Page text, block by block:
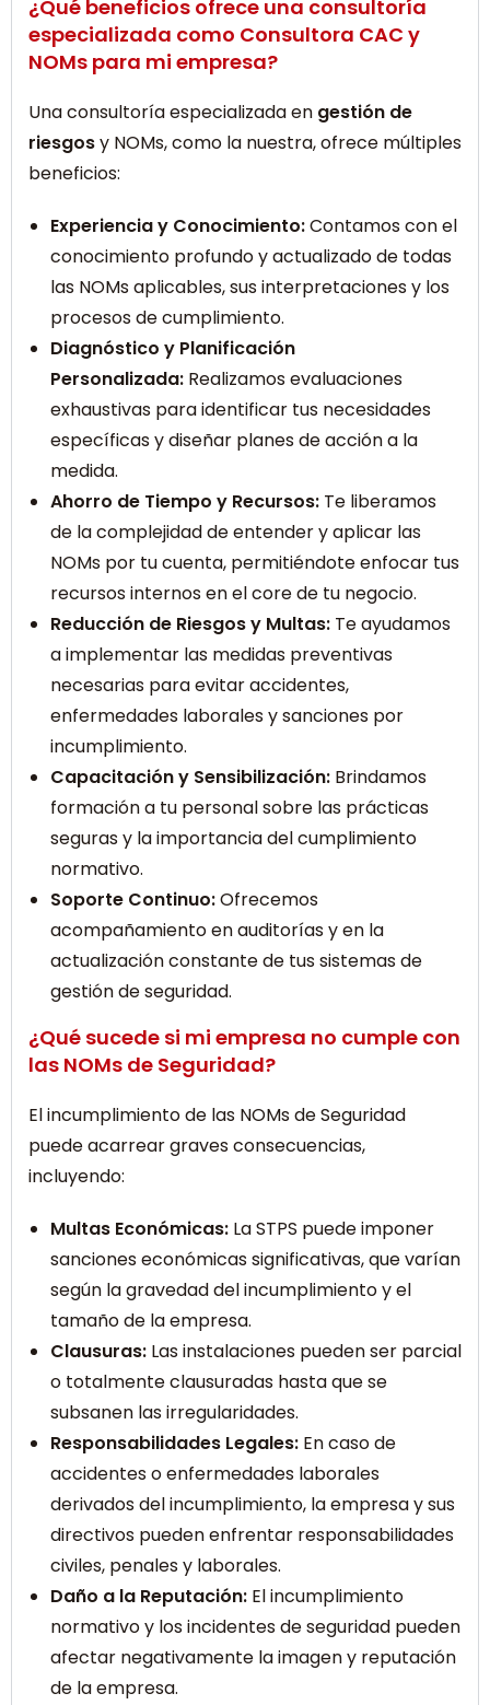
¿Qué beneficios ofrece una consultoría
especializada como Consultora CAC y
NOMs para mi empresa?
Una consultoría especializada en gestión de
riesgosy NOMs, como la nuestra, ofrece múltiples
beneficios:
Experiencia y Conocimiento:Contamos con el
conocimiento profundo y actualizado de todas
las NOMs aplicables, sus interpretaciones y los
procesos de cumplimiento.
Diagnóstico y Planificación
Personalizada: Realizamos evaluaciones
exhaustivas para identificar tus necesidades
específicas y diseñar planes de acción a la
medida.
Ahorro de Tiempo y Recursos: Te liberamos
de la complejidad de entender y aplicar las
NOMs por tu cuenta, permitiéndote enfocar tus
recursos internos en el core de tu negocio.
Reducción de Riesgos y Multas: Te ayudamos
a implementar las medidas preventivas
necesarias para evitar accidentes,
enfermedades laborales y sanciones por
incumplimiento.
Capacitación y Sensibilización: Brindamos
formación a tu personal sobre las prácticas
seguras y la importancia del cumplimiento
normativo.
Soporte Continuo:Ofrecemos
acompañamiento en auditorías y en la
actualización constante de tus sistemas de
gestión de seguridad.
¿Qué sucede si mi empresa no cumple con
las NOMs de Seguridad?
El incumplimiento de las NOMs de Seguridad
puede acarrear graves consecuencias,
incluyendo:
Multas Económicas: La STPS puede imponer
sanciones económicas significativas, que varían
según la gravedad del incumplimiento y el
tamaño de la empresa.
Clausuras: Las instalaciones pueden ser parcial
o totalmente clausuradas hasta que se
subsanen las irregularidades.
Responsabilidades Legales: En caso de
accidentes o enfermedades laborales
derivados del incumplimiento, la empresa y sus
directivos pueden enfrentar responsabilidades
civiles, penales y laborales.
Daño a la Reputación: El incumplimiento
normativo y los incidentes de seguridad pueden
afectar negativamente la imagen y reputación
de la empresa.